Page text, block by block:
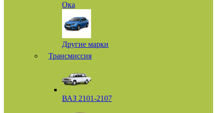
Ока
Другие марки
Трансмиссия
ВАЗ 2101-2107